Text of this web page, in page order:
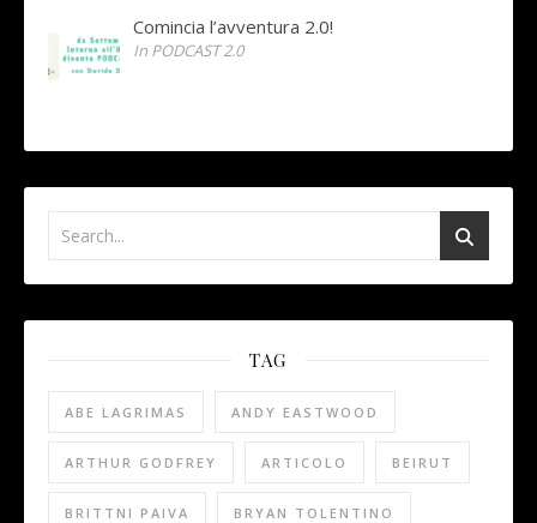
Comincia l’avventura 2.0!
In PODCAST 2.0
TAG
ABE LAGRIMAS ANDY EASTWOOD
ARTHUR GODFREY ARTICOLO BEIRUT
BRITTNI PAIVA BRYAN TOLENTINO